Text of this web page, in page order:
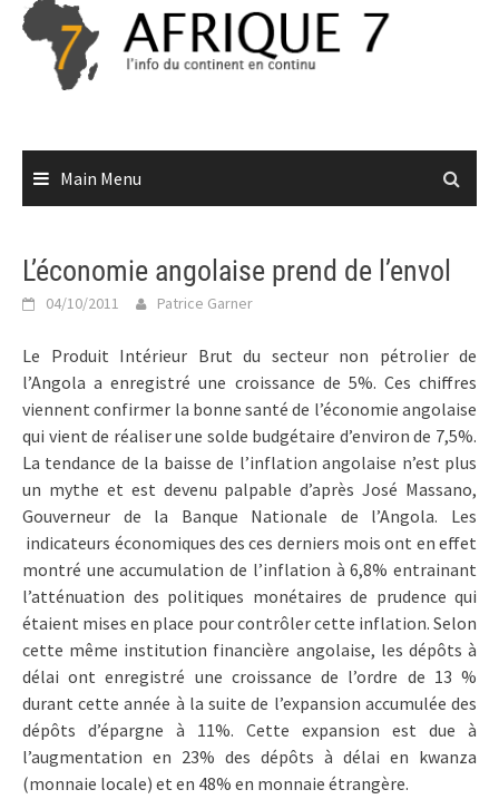
Skip
content
Main Menu
L’économie angolaise prend de l’envol
04/10/2011 Patrice Garner
Le Produit Intérieur Brut du secteur non pétrolier de
l’Angola a enregistré une croissance de 5%. Ces chiffres
viennent confirmer la bonne santé de l’économie angolaise
qui vient de réaliser une solde budgétaire d’environ de 7,5%.
La tendance de la baisse de l’inflation angolaise n’est plus
un mythe et est devenu palpable d’après José Massano,
Gouverneur de la Banque Nationale de l’Angola. Les
indicateurs économiques des ces derniers mois ont en effet
montré une accumulation de l’inflation à 6,8% entrainant
l’atténuation des politiques monétaires de prudence qui
étaient mises en place pour contrôler cette inflation. Selon
cette même institution financière angolaise, les dépôts à
délai ont enregistré une croissance de l’ordre de 13 %
durant cette année à la suite de l’expansion accumulée des
dépôts d’épargne à 11%. Cette expansion est due à
l’augmentation en 23% des dépôts à délai en kwanza
(monnaie locale) et en 48% en monnaie étrangère.